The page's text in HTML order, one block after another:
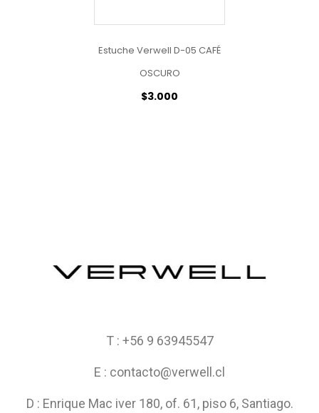
Estuche Verwell D-05 CAFÉ
OSCURO
$3.000
T : +56 9 63945547
E : contacto@verwell.cl
D : Enrique Mac iver 180, of. 61, piso 6, Santiago.